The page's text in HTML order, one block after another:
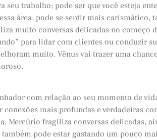
seu trabalho; pode ser que você esteja
área, pode se sentir mais carismático,
muito conversas delicadas no começo
para lidar com clientes ou conduzir
muito. Vênus vai trazer uma
com relação ao seu momento de
mais profundas e verdadeiras
Mercúrio fragiliza conversas delicadas,
pode estar gastando um pouco